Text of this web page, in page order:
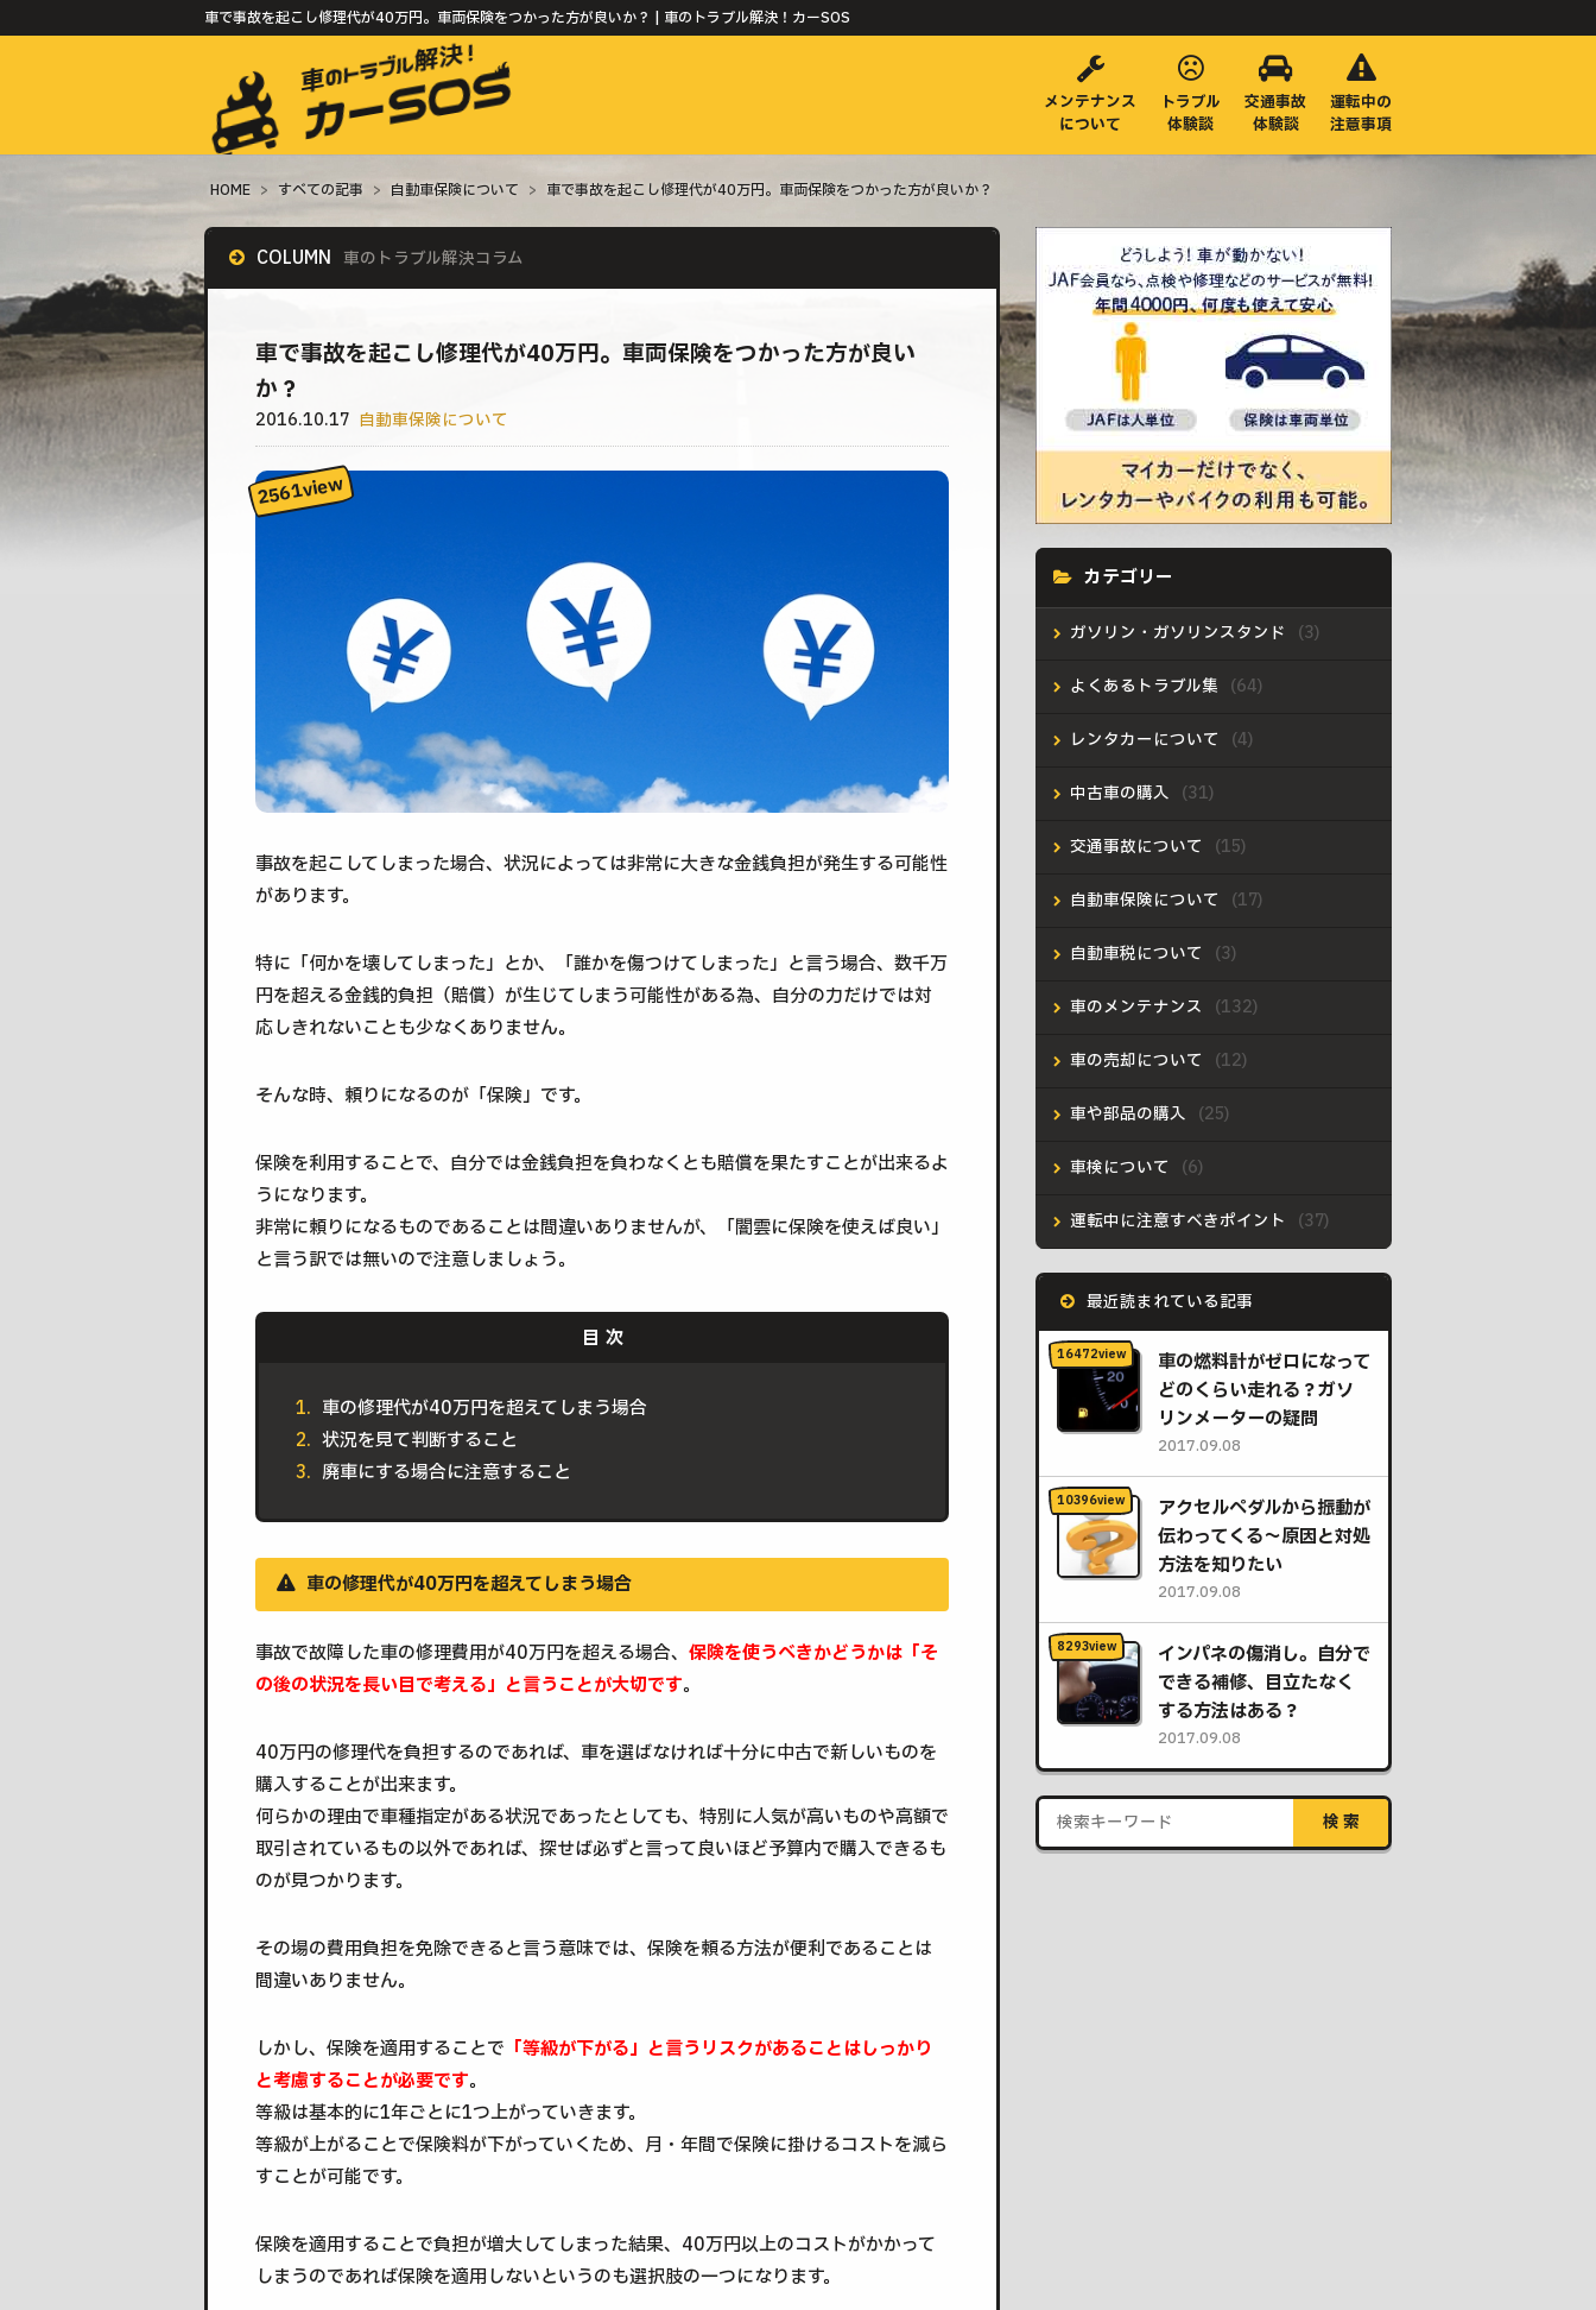
車で事故を起こし修理代が40万円。車両保険をつかった方が良いか？ | 車のトラブル解決！カーSOS
メンテナンス
について
トラブル
体験談
交通事故
体験談
運転中の
注意事項
HOME > すべての記事 > 自動車保険について > 車で事故を起こし修理代が40万円。車両保険をつかった方が良いか？
COLUMN 車のトラブル解決コラム
車で事故を起こし修理代が40万円。車両保険をつかった方が良い
か？
2016.10.17 自動車保険について
事故を起こしてしまった場合、状況によっては非常に大きな金銭負担が発生する可能性
があります。
特に「何かを壊してしまった」とか、「誰かを傷つけてしまった」と言う場合、数千万
円を超える金銭的負担（賠償）が生じてしまう可能性がある為、自分の力だけでは対
応しきれないことも少なくありません。
そんな時、頼りになるのが「保険」です。
保険を利用することで、自分では金銭負担を負わなくとも賠償を果たすことが出来るよ
うになります。
非常に頼りになるものであることは間違いありませんが、「闇雲に保険を使えば良い」
と言う訳では無いので注意しましょう。
車の修理代が40万円を超えてしまう場合
状況を見て判断すること
廃車にする場合に注意すること
車の修理代が40万円を超えてしまう場合
事故で故障した車の修理費用が40万円を超える場合、 保険を使うべきかどうかは「そ
の後の状況を長い目で考える」と言うことが大切です。
40万円の修理代を負担するのであれば、車を選ばなければ十分に中古で新しいものを
購入することが出来ます。
何らかの理由で車種指定がある状況であったとしても、特別に人気が高いものや高額で
取引されているもの以外であれば、探せば必ずと言って良いほど予算内で購入できるも
のが見つかります。
その場の費用負担を免除できると言う意味では、保険を頼る方法が便利であることは
間違いありません。
しかし、保険を適用することで 「等級が下がる」と言うリスクがあることはしっかり
と考慮することが必要です。
等級は基本的に1年ごとに1つ上がっていきます。
等級が上がることで保険料が下がっていくため、月・年間で保険に掛けるコストを減ら
すことが可能です。
保険を適用することで負担が増大してしまった結果、40万円以上のコストがかかって
しまうのであれば保険を適用しないというのも選択肢の一つになります。
カテゴリー
ガソリン・ガソリンスタンド
よくあるトラブル集
レンタカーについて
中古車の購入
交通事故について
自動車保険について
自動車税について
車のメンテナンス
車の売却について
車や部品の購入
車検について
運転中に注意すべきポイント
最近読まれている記事
車の燃料計がゼロになって
どのくらい走れる？ガソ
リンメーターの疑問
2017.09.08
アクセルペダルから振動が
伝わってくる〜原因と対処
方法を知りたい
2017.09.08
インパネの傷消し。自分で
できる補修、目立たなく
する方法はある？
2017.09.08